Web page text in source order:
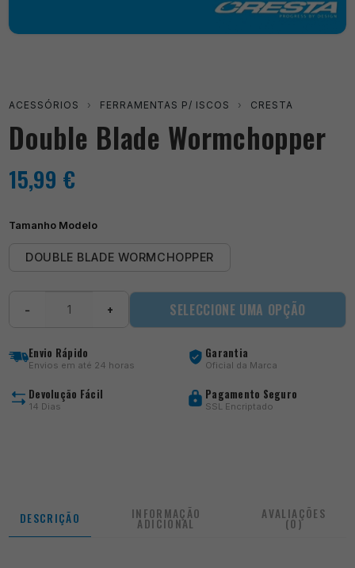
ACESSÓRIOS › FERRAMENTAS P/ ISCOS › CRESTA
Double Blade Wormchopper
15,99 €
Tamanho Modelo
DOUBLE BLADE WORMCHOPPER
Wormchopper
− + SELECCIONE UMA OPÇÃO
Envio Rápido
Envios em até 24 horas
Garantia
Oficial da Marca
Devolução Fácil
14 Dias
Pagamento Seguro
SSL Encriptado
DESCRIÇÃO INFORMAÇÃO
ADICIONAL
AVALIAÇÕES
(0)